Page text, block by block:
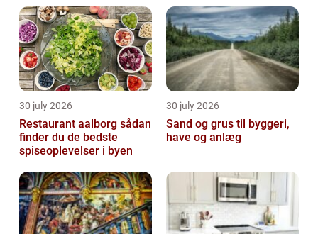
30 july 2026
Restaurant aalborg sådan
finder du de bedste
spiseoplevelser i byen
30 july 2026
Sand og grus til byggeri,
have og anlæg